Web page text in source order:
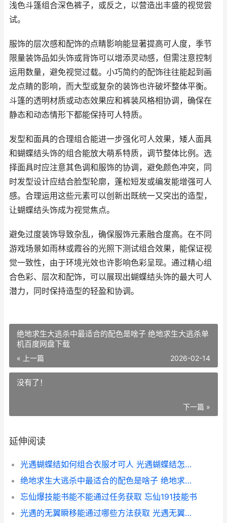
浅色斗篷组合深色裤子，或反之，以营造出丰盛的视觉尝
试。
服饰的层次感和配饰的点睛影响能显著提高可人度，季节
限量装饰品如头饰或背饰可以增添灵动感，但需注意控制
运用数量，避免视觉过载。小巧简约的配饰往往能起到画
龙点睛的影响，而大型或复杂的装饰也许破坏整体平衡。
斗篷的透明材质或动态效果应和裤装风格相协调，确保在
静态和动态情形下都能保持可人特质。
发型和面具的合理组合能进一步强化可人效果，矮人面具
和蝴蝶结头饰的组合能放大萌系特质，调节整体比例。选
择面具时应注意其色调和服饰的协调，避免颜色冲突，同
时发型设计应结合脸型轮廓，蓬松短发或编发能增强可人
感。合理运用这些元素可以创新出既统一又突出的造型，
让蝴蝶结头饰成为视觉焦点。
避免过度装饰导致杂乱，确保服饰元素融合度高。在不同
游戏场景如雨林或霞谷的光照下测试组合效果，能保证视
觉一致性，由于环境光效也许影响色彩呈现。通过精心组
合色彩、层次和配饰，可以展现出蝴蝶结头饰的最大可人
潜力，同时保持造型的轻盈和协调。
绝地求生大逃杀中最适合的配色是啥子 绝地求生大逃杀单
机百度网盘下载
« 上一篇 2026-02-14
没有了！
下一篇 »
延伸阅读
光遇蝴蝶结如何组合衣服才可人 光遇蝴蝶结怎么拿
绝地求生大逃杀中最适合的配色是啥子 绝地求生大逃杀单机百度网盘下载
忘仙爆技能书能不能通过任务获取 忘仙191技能书
光遇的无翼瞬移能通过哪些方法获取 光遇无翼掉下去会怎么样